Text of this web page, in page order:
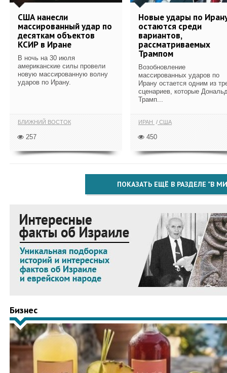
США нанесли
массированный удар по
десяткам объектов
КСИР в Иране
В ночь на 30 июля
американские силы провели
новую массированную волну
ударов по Ирану.
БЛИЖНИЙ ВОСТОК
257
Новые удары по
остаются среди
вариантов,
рассматриваемых
Трампом
Возобновление
массированных ударов по
Ирану остается одним из
сценариев, которые
Трамп...
ИРАН США
450
ПОКАЗАТЬ ЕЩЁ В РАЗДЕЛЕ "В
Бизнес